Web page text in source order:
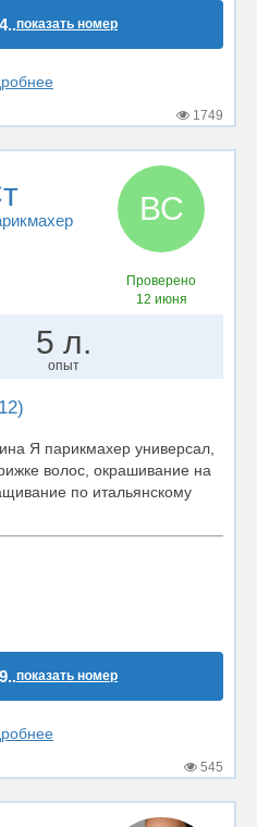
показать номер
1749
ВС
Проверено
12 июня
5 л.
опыт
Я парикмахер универсал,
волос, окрашивание на
по итальянскому
показать номер
545